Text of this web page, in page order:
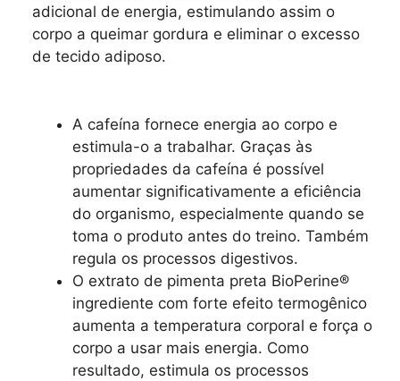
adicional de energia, estimulando assim o
corpo a queimar gordura e eliminar o excesso
de tecido adiposo.
A cafeína fornece energia ao corpo e
estimula-o a trabalhar. Graças às
propriedades da cafeína é possível
aumentar significativamente a eficiência
do organismo, especialmente quando se
toma o produto antes do treino. Também
regula os processos digestivos.
O extrato de pimenta preta BioPerine®
ingrediente com forte efeito termogênico
aumenta a temperatura corporal e força o
corpo a usar mais energia. Como
resultado, estimula os processos